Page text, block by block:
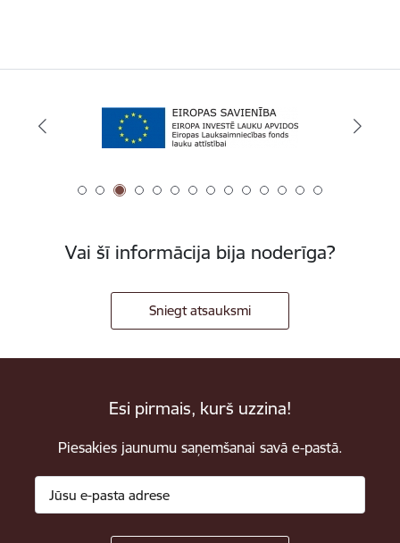
Vai šī informācija bija noderīga?
Sniegt atsauksmi
Esi pirmais, kurš uzzina!
Piesakies jaunumu saņemšanai savā e-pastā.